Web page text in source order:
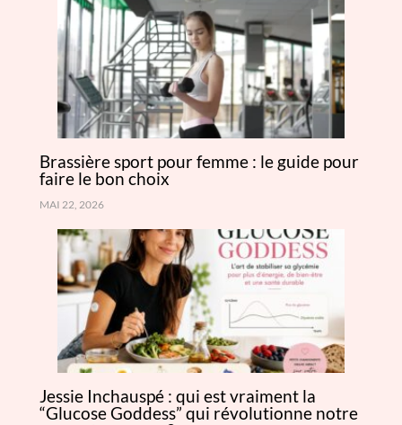
Brassière sport pour femme : le guide pour
faire le bon choix
MAI 22, 2026
Jessie Inchauspé : qui est vraiment la
“Glucose Goddess” qui révolutionne notre